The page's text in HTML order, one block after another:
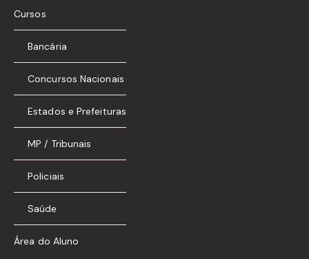
Cursos
Bancária
Concursos Nacionais
Estados e Prefeituras
MP / Tribunais
Policiais
Saúde
Área do Aluno